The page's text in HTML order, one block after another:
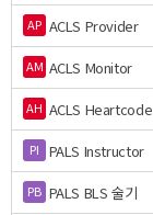
AP ACLS Provider
AM ACLS Monitor
AH ACLS Heartcode
PI PALS Instructor
PB PALS BLS 술기